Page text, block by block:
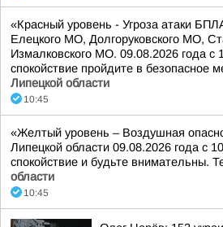
«Красный уровень - Угроза атаки
Елецкого МО, Долгоруковского МО,
Измалковского МО. 09.08.2026 года с
спокойствие пройдите в безопасное
Липецкой области
10:45
«Желтый уровень – Воздушная
Липецкой области 09.08.2026 года с
спокойствие и будьте внимательны.
области
10:45